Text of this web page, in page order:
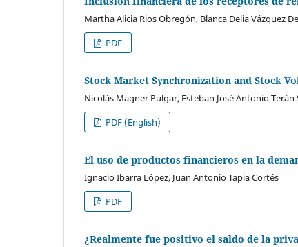
Martha Alicia Rios Obregón, Blanca Delia Vázquez
PDF
Stock Market Synchronization and Stock
Nicolás Magner Pulgar, Esteban José Antonio
PDF (English)
El uso de productos financieros en la
Ignacio Ibarra López, Juan Antonio Tapia Cortés
PDF
¿Realmente fue positivo el saldo de la